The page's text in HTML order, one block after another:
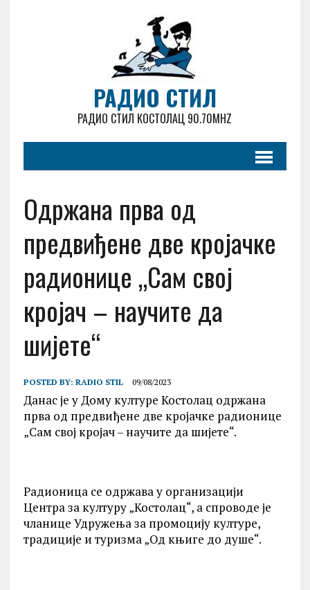
РАДИО СТИЛ
РАДИО СТИЛ КОСТОЛАЦ 90.70MHZ
Одржана прва од
предвиђене две кројачке
радионице „Сам свој
кројач – научите да
шијете“
POSTED BY: RADIO STIL 09/08/2023
Данас је у Дому културе Костолац одржана
прва од предвиђене две кројачке радионице
„Сам свој кројач – научите да шијете“.
Радионица се одржава у организацији
Центра за културу „Костолац“, а спроводе је
чланице Удружења за промоцију културе,
традиције и туризма „Од књиге до душе“.